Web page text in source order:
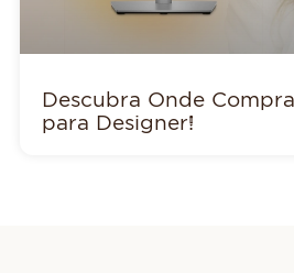
Descubra Onde
para Designer!